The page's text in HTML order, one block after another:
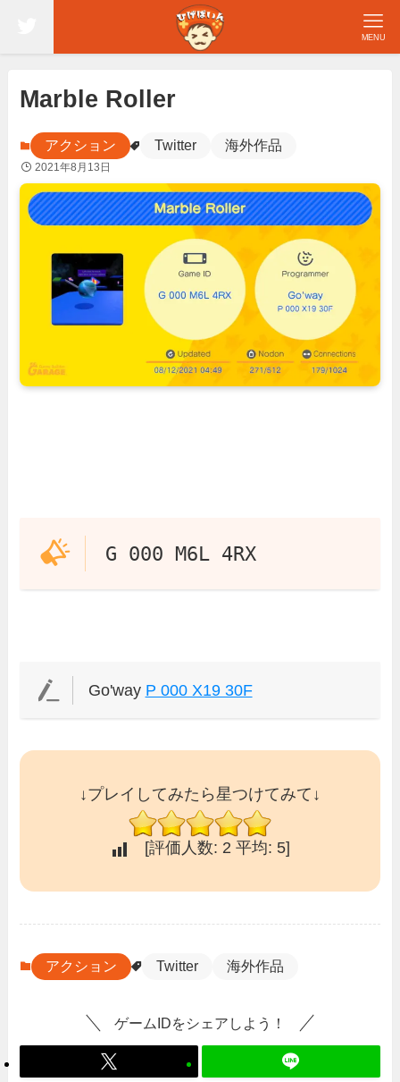
MENU
Marble Roller
アクション Twitter 海外作品
2021年8月13日
G 000 M6L 4RX
Go'way P 000 X19 30F
↓プレイしてみたら星つけてみて↓
[評価人数: 2 平均: 5]
アクション Twitter 海外作品
ゲームIDをシェアしよう！